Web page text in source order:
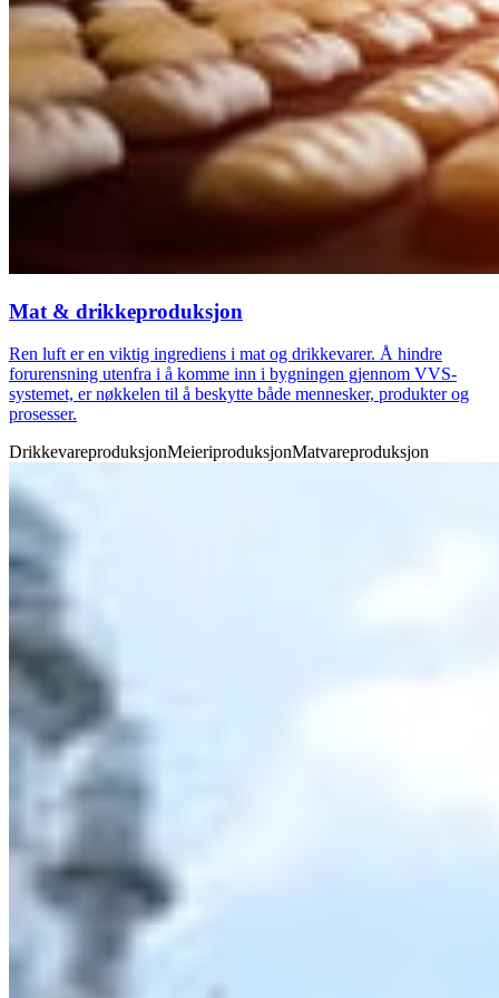
Mat & drikkeproduksjon
Ren luft er en viktig ingrediens i mat og drikkevarer. Å hindre
forurensning utenfra i å komme inn i bygningen gjennom VVS-
systemet, er nøkkelen til å beskytte både mennesker, produkter og
prosesser.
DrikkevareproduksjonMeieriproduksjonMatvareproduksjon